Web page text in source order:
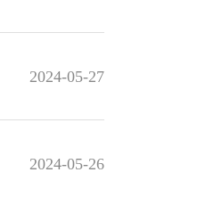
2024-05-27
2024-05-26